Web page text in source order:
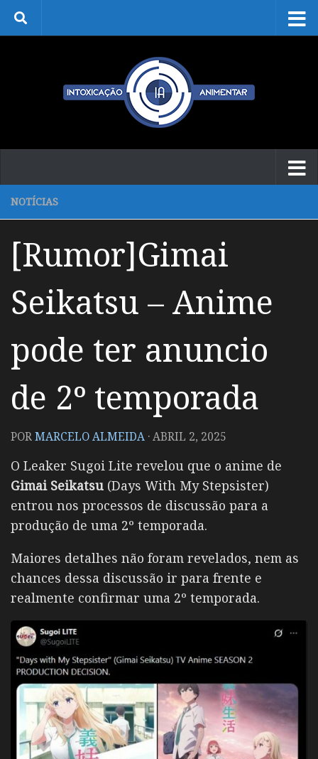
Skip to content
NOTÍCIAS
[Rumor]Gimai
Seikatsu – Anime
pode ter anuncio
de 2º temporada
PORMARCELO ALMEIDA ·ABRIL 2, 2025
O Leaker Sugoi Lite revelou que o anime de
Gimai Seikatsu (Days With My Stepsister)
entrou nos processos de discussão para a
produção de uma 2º temporada.
Maiores detalhes não foram revelados, nem as
chances dessa discussão ir para frente e
realmente confirmar uma 2º temporada.